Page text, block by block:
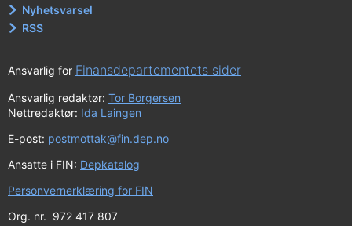
Nyhetsvarsel
RSS
Ansvarlig for Finansdepartementets sider
Ansvarlig redaktør: Tor Borgersen
Nettredaktør: Ida Laingen
E-post: postmottak@fin.dep.no
Ansatte i FIN: Depkatalog
Personvernerklæring for FIN
Org. nr. 972 417 807